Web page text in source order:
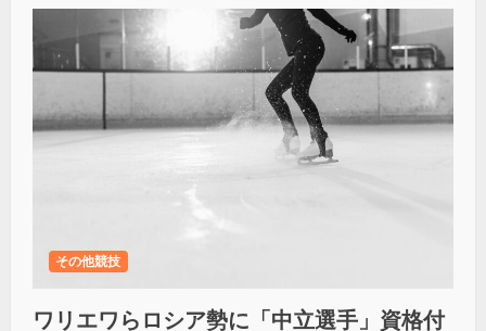
その他競技
ワリエワらロシア勢に「中立選手」資格付